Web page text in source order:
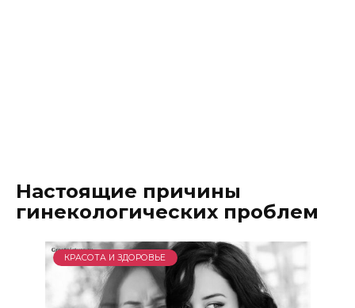
Настоящие причины
гинекологических проблем
КРАСОТА И ЗДОРОВЬЕ